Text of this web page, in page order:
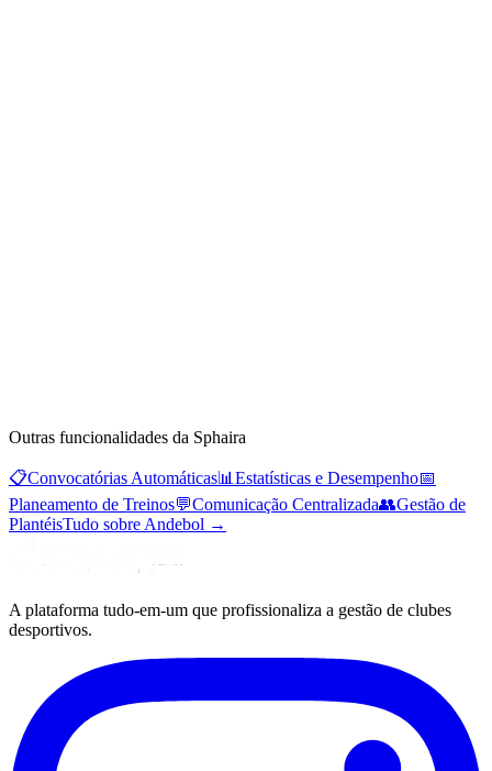
Outras funcionalidades da Sphaira
📋Convocatórias Automáticas📊 Estatísticas e Desempenho📅
Planeamento de Treinos💬Comunicação Centralizada👥Gestão de
PlantéisTudo sobre Andebol →
A plataforma tudo-em-um que profissionaliza a gestão de clubes
desportivos.